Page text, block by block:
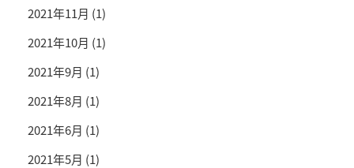
2021年11月 (1)
2021年10月 (1)
2021年9月 (1)
2021年8月 (1)
2021年6月 (1)
2021年5月 (1)